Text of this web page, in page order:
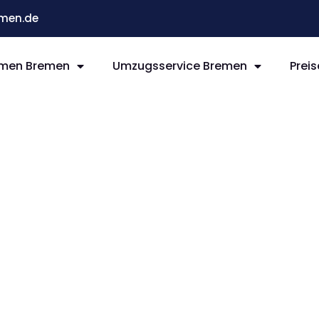
Bremen Umzugsservice Bremen